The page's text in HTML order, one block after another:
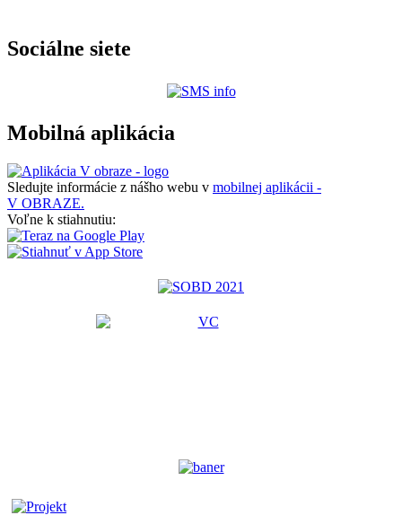
Sociálne siete
Mobilná aplikácia
Sledujte informácie z nášho webu v mobilnej aplikácii -
V OBRAZE.
Voľne k stiahnutiu: